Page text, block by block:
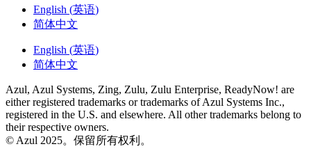
English (英语)
简体中文
English (英语)
简体中文
Azul, Azul Systems, Zing, Zulu, Zulu Enterprise, ReadyNow! are
either registered trademarks or trademarks of Azul Systems Inc.,
registered in the U.S. and elsewhere. All other trademarks belong to
their respective owners.
© Azul 2025。保留所有权利。